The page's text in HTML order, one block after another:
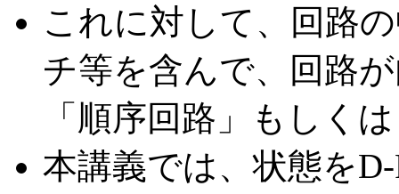
これに対して、回路
チ等を含んで、回路
「順序回路」もしく
本講義では、状態を